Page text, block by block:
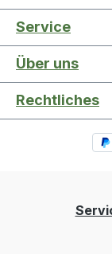
Service
Über uns
Rechtliches